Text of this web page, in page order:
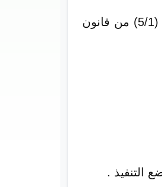
أصدر رئيس الوزراء الدكتور كامل إدريس قراراً بتشكيل مجلس المهن الطبية والصحية، استناداً إلى أحكام المادة (5/1) من قانون
التنفيذ .